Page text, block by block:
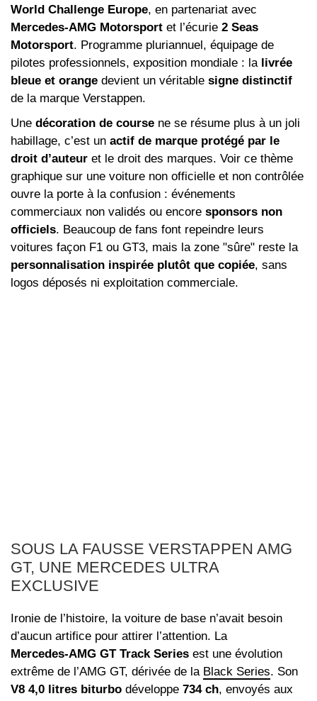
World Challenge Europe, en partenariat avec
Mercedes‑AMG Motorsport et l’écurie 2 Seas
Motorsport. Programme pluriannuel, équipage de
pilotes professionnels, exposition mondiale : la livrée
bleue et orange devient un véritable signe distinctif
de la marque Verstappen.
Une décoration de course ne se résume plus à un joli
habillage, c’est un actif de marque protégé par le
droit d’auteur et le droit des marques. Voir ce thème
graphique sur une voiture non officielle et non contrôlée
ouvre la porte à la confusion : événements
commerciaux non validés ou encore sponsors non
officiels. Beaucoup de fans font repeindre leurs
voitures façon F1 ou GT3, mais la zone "sûre" reste la
personnalisation inspirée plutôt que copiée, sans
logos déposés ni exploitation commerciale.
SOUS LA FAUSSE VERSTAPPEN AMG
GT, UNE MERCEDES ULTRA
EXCLUSIVE
Ironie de l’histoire, la voiture de base n’avait besoin
d’aucun artifice pour attirer l’attention. La
Mercedes‑AMG GT Track Series est une évolution
extrême de l’AMG GT, dérivée de la Black Series. Son
V8 4,0 litres biturbo développe 734 ch, envoyés aux